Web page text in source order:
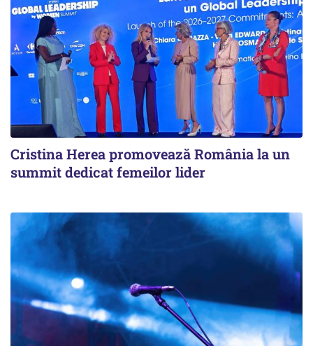
Cristina Herea promovează România la un
summit dedicat femeilor lider